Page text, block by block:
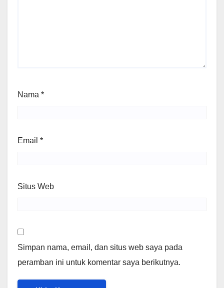
Nama *
Email *
Situs Web
Simpan nama, email, dan situs web saya pada
peramban ini untuk komentar saya berikutnya.